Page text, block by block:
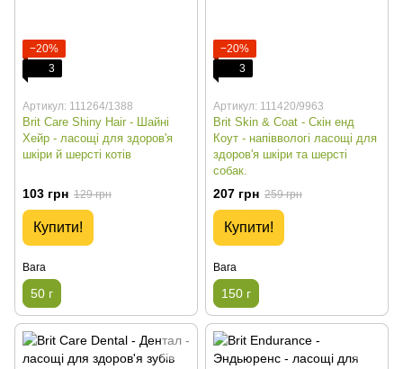
−20%
3
Артикул: 111264/1388
Brit Care Shiny Hair - Шайні
Хейр - ласощі для здоров'я
шкіри й шерсті котів
103 грн 129 грн
Купити!
Вага
50 г
−20%
3
Артикул: 111420/9963
Brit Skin & Coat - Скін енд
Коут - напіввологі ласощі для
здоров'я шкіри та шерсті
собак.
207 грн 259 грн
Купити!
Вага
150 г